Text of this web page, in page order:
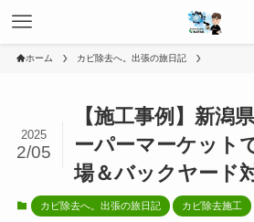
ホーム カビ除去へ。出張の旅日記
【施工事例】新潟
ーパーマーケット
場＆バックヤード
2025
2/05
カビ除去へ。出張の旅日記 カビ除去施工